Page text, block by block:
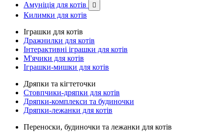
Амуніція для котів 
Килимки для котів
Іграшки для котів
Дражнилки для котів
Інтерактивні іграшки для котів
М'ячики для котів
Іграшки-мишки для котів
Дряпки та кігтеточки
Стовпчики-дряпки для котів
Дряпки-комплекси та будиночки
Дряпки-лежанки для котів
Переноски, будиночки та лежанки для котів